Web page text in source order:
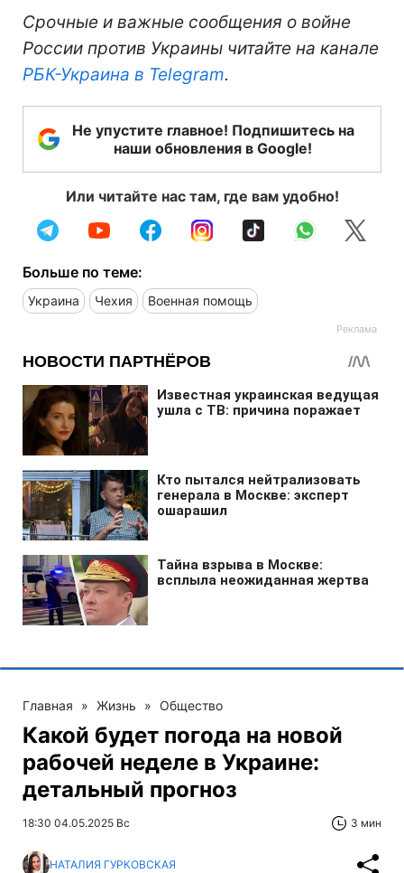
Срочные и важные сообщения о войне
России против Украины читайте на канале
РБК-Украина в Telegram.
Не упустите главное! Подпишитесь на
наши обновления в Google!
Или читайте нас там, где вам удобно!
Больше по теме:
Украина Чехия Военная помощь
Главная » Жизнь » Общество
Какой будет погода на новой
рабочей неделе в Украине:
детальный прогноз
18:30 04.05.2025 Вс 3 мин
НАТАЛИЯ ГУРКОВСКАЯ